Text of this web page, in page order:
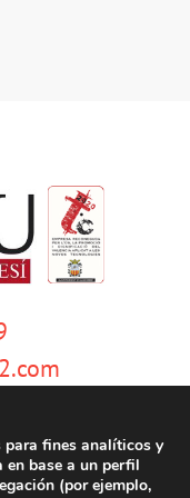
para fines analíticos y
base a un perfil
(por ejemplo,